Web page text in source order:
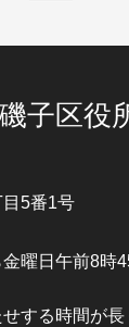
子区役
5番1号
曜日午前8時
する時間が長